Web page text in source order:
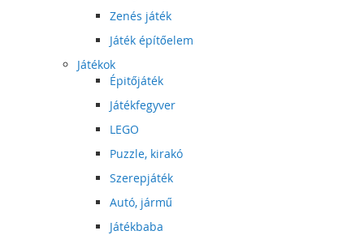
Zenés játék
Játék építőelem
Játékok
Épitőjáték
Játékfegyver
LEGO
Puzzle, kirakó
Szerepjáték
Autó, jármű
Játékbaba